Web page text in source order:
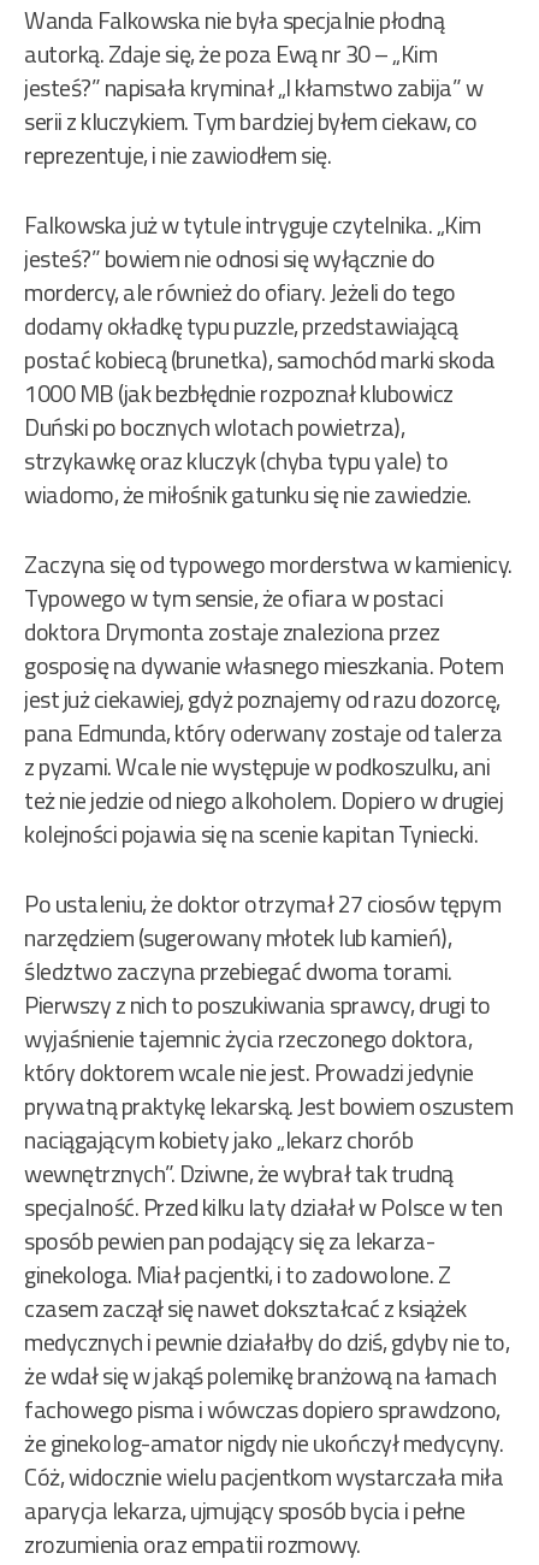
Wanda Falkowska nie była specjalnie płodną
autorką. Zdaje się, że poza Ewą nr 30 – „Kim
jesteś?” napisała kryminał „I kłamstwo zabija” w
serii z kluczykiem. Tym bardziej byłem ciekaw, co
reprezentuje, i nie zawiodłem się.
Falkowska już w tytule intryguje czytelnika. „Kim
jesteś?” bowiem nie odnosi się wyłącznie do
mordercy, ale również do ofiary. Jeżeli do tego
dodamy okładkę typu puzzle, przedstawiającą
postać kobiecą (brunetka), samochód marki skoda
1000 MB (jak bezbłędnie rozpoznał klubowicz
Duński po bocznych wlotach powietrza),
strzykawkę oraz kluczyk (chyba typu yale) to
wiadomo, że miłośnik gatunku się nie zawiedzie.
Zaczyna się od typowego morderstwa w kamienicy.
Typowego w tym sensie, że ofiara w postaci
doktora Drymonta zostaje znaleziona przez
gosposię na dywanie własnego mieszkania. Potem
jest już ciekawiej, gdyż poznajemy od razu dozorcę,
pana Edmunda, który oderwany zostaje od talerza
z pyzami. Wcale nie występuje w podkoszulku, ani
też nie jedzie od niego alkoholem. Dopiero w drugiej
kolejności pojawia się na scenie kapitan Tyniecki.
Po ustaleniu, że doktor otrzymał 27 ciosów tępym
narzędziem (sugerowany młotek lub kamień),
śledztwo zaczyna przebiegać dwoma torami.
Pierwszy z nich to poszukiwania sprawcy, drugi to
wyjaśnienie tajemnic życia rzeczonego doktora,
który doktorem wcale nie jest. Prowadzi jedynie
prywatną praktykę lekarską. Jest bowiem oszustem
naciągającym kobiety jako „lekarz chorób
wewnętrznych”. Dziwne, że wybrał tak trudną
specjalność. Przed kilku laty działał w Polsce w ten
sposób pewien pan podający się za lekarza-
ginekologa. Miał pacjentki, i to zadowolone. Z
czasem zaczął się nawet dokształcać z książek
medycznych i pewnie działałby do dziś, gdyby nie to,
że wdał się w jakąś polemikę branżową na łamach
fachowego pisma i wówczas dopiero sprawdzono,
że ginekolog-amator nigdy nie ukończył medycyny.
Cóż, widocznie wielu pacjentkom wystarczała miła
aparycja lekarza, ujmujący sposób bycia i pełne
zrozumienia oraz empatii rozmowy.